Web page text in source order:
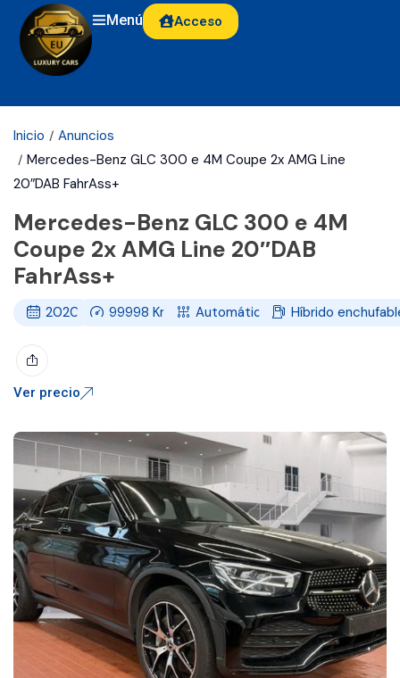
Menú Acceso
Inicio
Anuncios
Mercedes-Benz GLC 300 e 4M Coupe 2x AMG Line
20″DAB FahrAss+
Mercedes-Benz GLC 300 e 4M
Coupe 2x AMG Line 20″DAB
FahrAss+
2020 99998Km Automático Híbrido
Ver precio